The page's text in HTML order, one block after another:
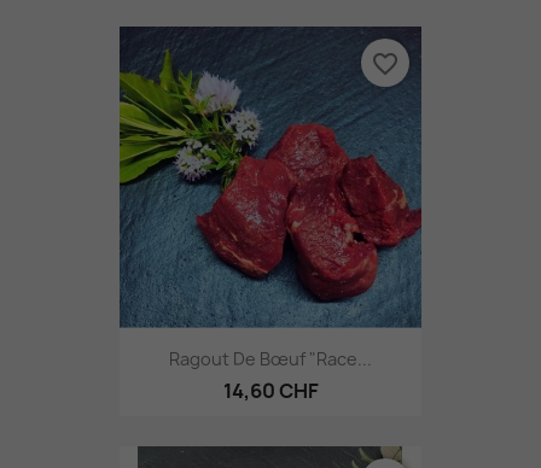
Ragout De Bœuf "Race...
14,60 CHF
favorite_border